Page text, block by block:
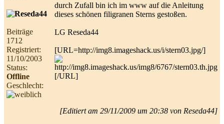
Beiträge
1712
Registriert:
11/10/2003
Status:
Offline
Geschlecht:
durch Zufall bin ich im www auf die Anleitung
dieses schönen filigranen Sterns gestoßen.
LG Reseda44
[URL=http://img8.imageshack.us/i/stern03.jpg/]
[/URL]
[Editiert am 29/11/2009 um 20:38 von Reseda44]